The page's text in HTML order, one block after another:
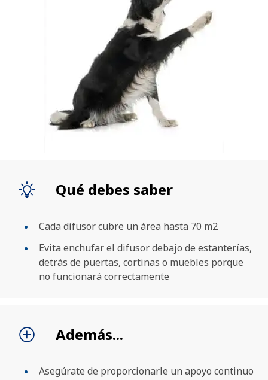
Qué debes saber
Cada difusor cubre un área hasta 70 m2
Evita enchufar el difusor debajo de estanterías,
detrás de puertas, cortinas o muebles porque
no funcionará correctamente
Además...
Asegúrate de proporcionarle un apoyo continuo